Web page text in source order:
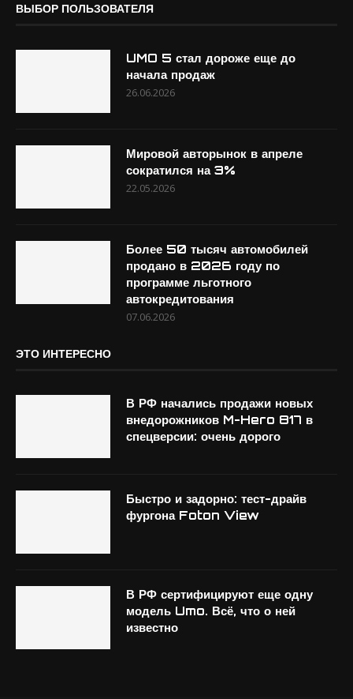
ВЫБОР ПОЛЬЗОВАТЕЛЯ
UMO 5 стал дороже еще до
начала продаж
26.06.2026
Мировой авторынок в апреле
сократился на 3%
22.05.2026
Более 50 тысяч автомобилей
продано в 2026 году по
программе льготного
автокредитования
07.06.2026
ЭТО ИНТЕРЕСНО
В РФ начались продажи новых
внедорожников M-Hero 817 в
спецверсии: очень дорого
Быстро и задорно: тест-драйв
фургона Foton View
В РФ сертифицируют еще одну
модель Umo. Всё, что о ней
известно